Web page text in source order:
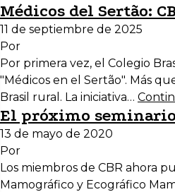
Médicos del Sertão:
11 de septiembre de 2025
Por
Por primera vez, el Colegio
"Médicos en el Sertão". Más
Brasil rural. La iniciativa…
El próximo
13 de mayo de 2020
Por
Los miembros de CBR ahora
Mamográfico y Ecográfico